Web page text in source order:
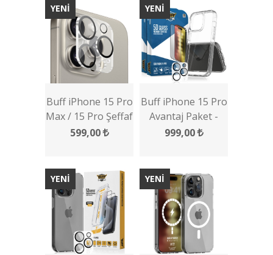
YENİ
Buff iPhone 15 Pro
Max / 15 Pro Şeffaf
Kamera Lens
599,00
YENİ
Buff iPhone 15 Pro
Avantaj Paket -
2x5D Ekran
Koruyucu - Şeffaf
999,00
YENİ YENİ